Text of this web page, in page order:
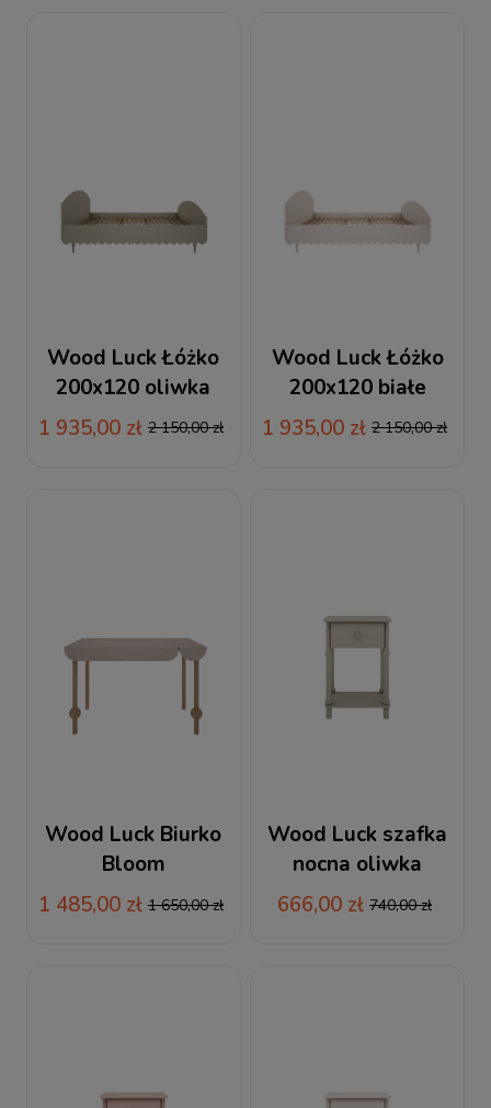
Wood Luck Łóżko
200x120 oliwka
Babushka
1 935,00 zł 2 150,00 zł
Wood Luck Łóżko
200x120 białe
Babushka
1 935,00 zł 2 150,00 zł
Wood Luck Biurko
Bloom
1 485,00 zł 1 650,00 zł
Wood Luck szafka
nocna oliwka
Babushka
666,00 zł 740,00 zł